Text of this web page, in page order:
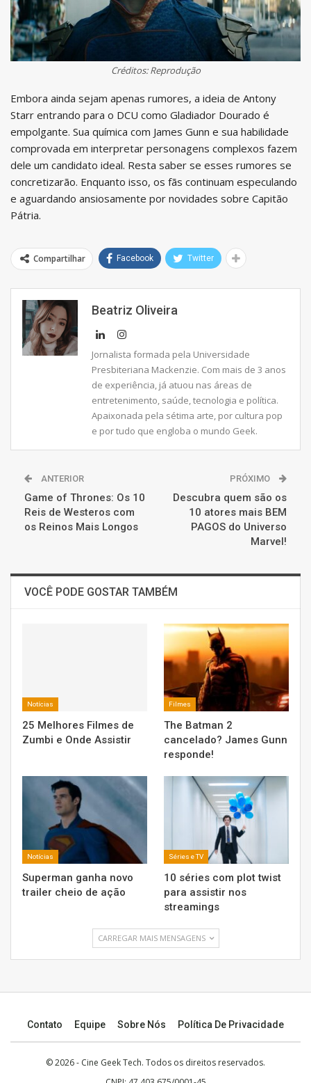
Créditos: Reprodução
Embora ainda sejam apenas rumores, a ideia de Antony
Starr entrando para o DCU como Gladiador Dourado é
empolgante. Sua química com James Gunn e sua habilidade
comprovada em interpretar personagens complexos fazem
dele um candidato ideal. Resta saber se esses rumores se
concretizarão. Enquanto isso, os fãs continuam especulando
e aguardando ansiosamente por novidades sobre Capitão
Pátria.
Compartilhar Facebook Twitter
Beatriz Oliveira
Jornalista formada pela Universidade
Presbiteriana Mackenzie. Com mais de 3 anos
de experiência, já atuou nas áreas de
entretenimento, saúde, tecnologia e política.
Apaixonada pela sétima arte, por cultura pop
e por tudo que engloba o mundo Geek.
ANTERIOR
Game of Thrones: Os 10
Reis de Westeros com
os Reinos Mais Longos
PRÓXIMO
Descubra quem são os
10 atores mais BEM
PAGOS do Universo
Marvel!
VOCÊ PODE GOSTAR TAMBÉM
Notícias
25 Melhores Filmes de
Zumbi e Onde Assistir
Filmes
The Batman 2
cancelado? James Gunn
responde!
Notícias
Superman ganha novo
trailer cheio de ação
Séries e TV
10 séries com plot twist
para assistir nos
streamings
CARREGAR MAIS MENSAGENS
Contato Equipe Sobre Nós Política De Privacidade
© 2026 - Cine Geek Tech. Todos os direitos reservados.